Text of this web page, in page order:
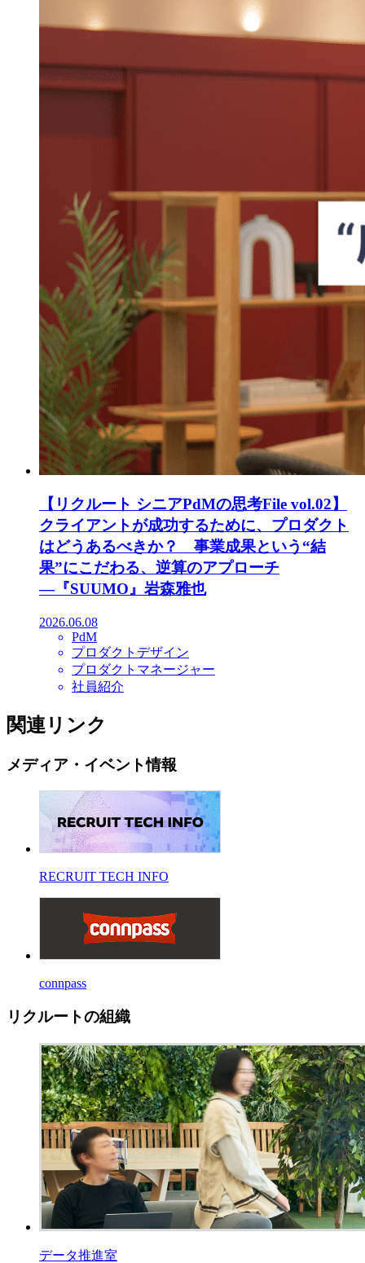
【リクルート シニアPdMの思考File vol.02】
クライアントが成功するために、プロダクト
はどうあるべきか？ 事業成果という“結
果”にこだわる、逆算のアプローチ
―『SUUMO』岩森雅也
2026.06.08
PdM
プロダクトデザイン
プロダクトマネージャー
社員紹介
関連リンク
メディア・イベント情報
RECRUIT TECH INFO
connpass
リクルートの組織
データ推進室